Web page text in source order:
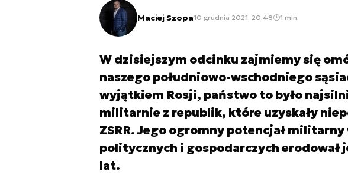
Maciej Szopa10 grudnia 2021, 20:48 1 min.
W dzisiejszym odcinku zajmiemy się
naszego południowo-wschodniego
wyjątkiem Rosji, państwo to było
militarnie z republik, które uzyskały
ZSRR. Jego ogromny potencjał
politycznych i gospodarczych erodował
lat.